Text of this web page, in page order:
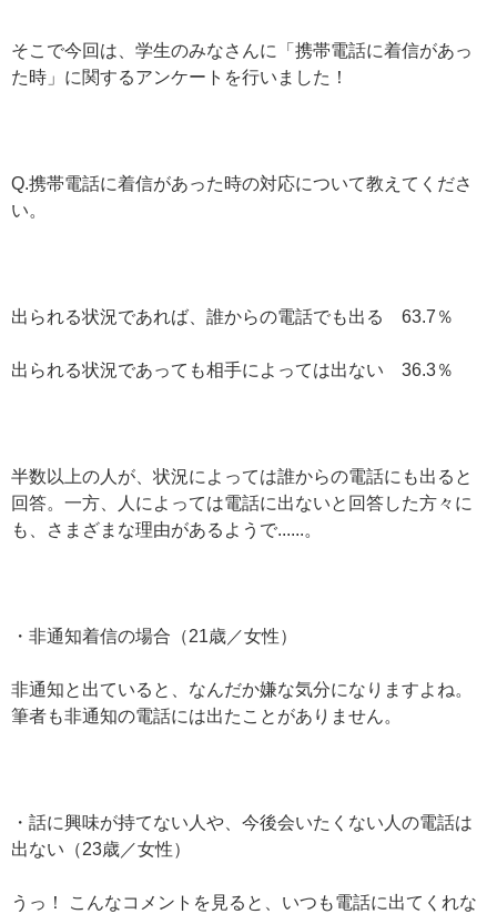
そこで今回は、学生のみなさんに「携帯電話に着信があっ
た時」に関するアンケートを行いました！
Q.携帯電話に着信があった時の対応について教えてくださ
い。
出られる状況であれば、誰からの電話でも出る 63.7％
出られる状況であっても相手によっては出ない 36.3％
半数以上の人が、状況によっては誰からの電話にも出ると
回答。一方、人によっては電話に出ないと回答した方々に
も、さまざまな理由があるようで......。
・非通知着信の場合（21歳／女性）
非通知と出ていると、なんだか嫌な気分になりますよね。
筆者も非通知の電話には出たことがありません。
・話に興味が持てない人や、今後会いたくない人の電話は
出ない（23歳／女性）
うっ！ こんなコメントを見ると、いつも電話に出てくれな